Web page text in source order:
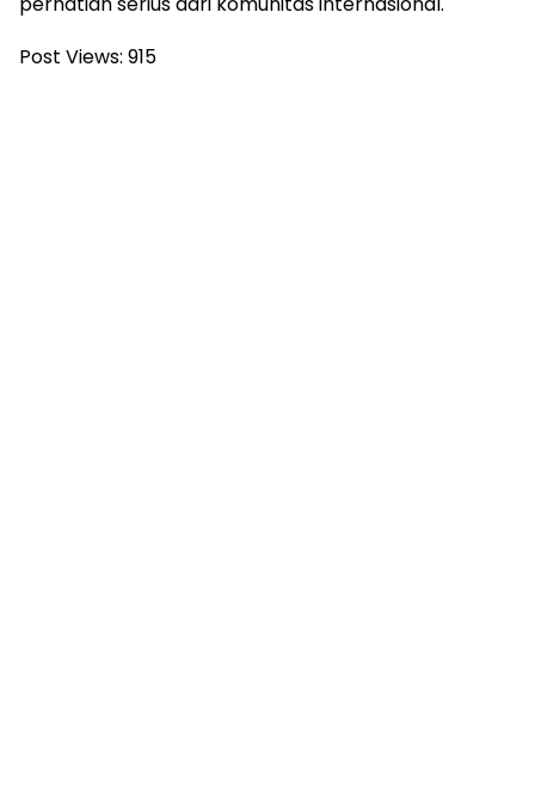
Post Views: 915